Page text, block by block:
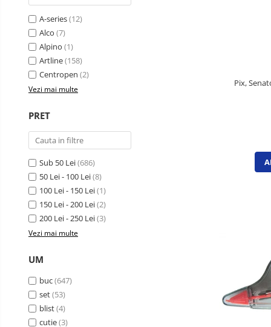
Clasoare, mape si suporti pentru
carti de vizita
Clipboarduri pentru documente
Cutii si containere de arhivare
Dosare de prezentare
Dosare din carton
Dosare din plastic
Dosare suspendabile
Etichete bibliorafturi
File de protectie
Index autoadeziv
Mape din carton
Mape din plastic
Suporturi pentru dosare
suspendabile
Articole din hartie
Blocnotesuri
A-series(12)
Alco (7)
Alpino (1)
Artline(158)
Centropen (2)
Vezi mai multe
PRET
Sub 50 Lei(686)
50 Lei - 100 Lei(8)
100 Lei - 150 Lei(1)
150 Lei - 200 Lei(2)
200 Lei - 250 Lei(3)
Vezi mai multe
UM
buc(647)
set(53)
blist(4)
cutie(3)
Pix,